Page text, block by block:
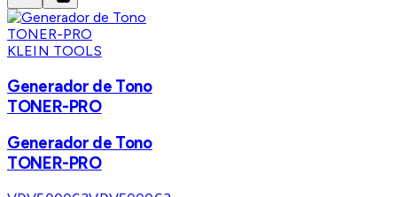
KLEIN TOOLS
Generador de Tono
TONER-PRO
Generador de Tono
TONER-PRO